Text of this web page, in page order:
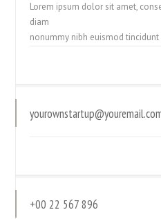
Lorem ipsum dolor sit amet,
diam
nonummy nibh euismod
+00 22 567 896